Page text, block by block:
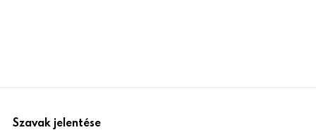
Szavak jelentése